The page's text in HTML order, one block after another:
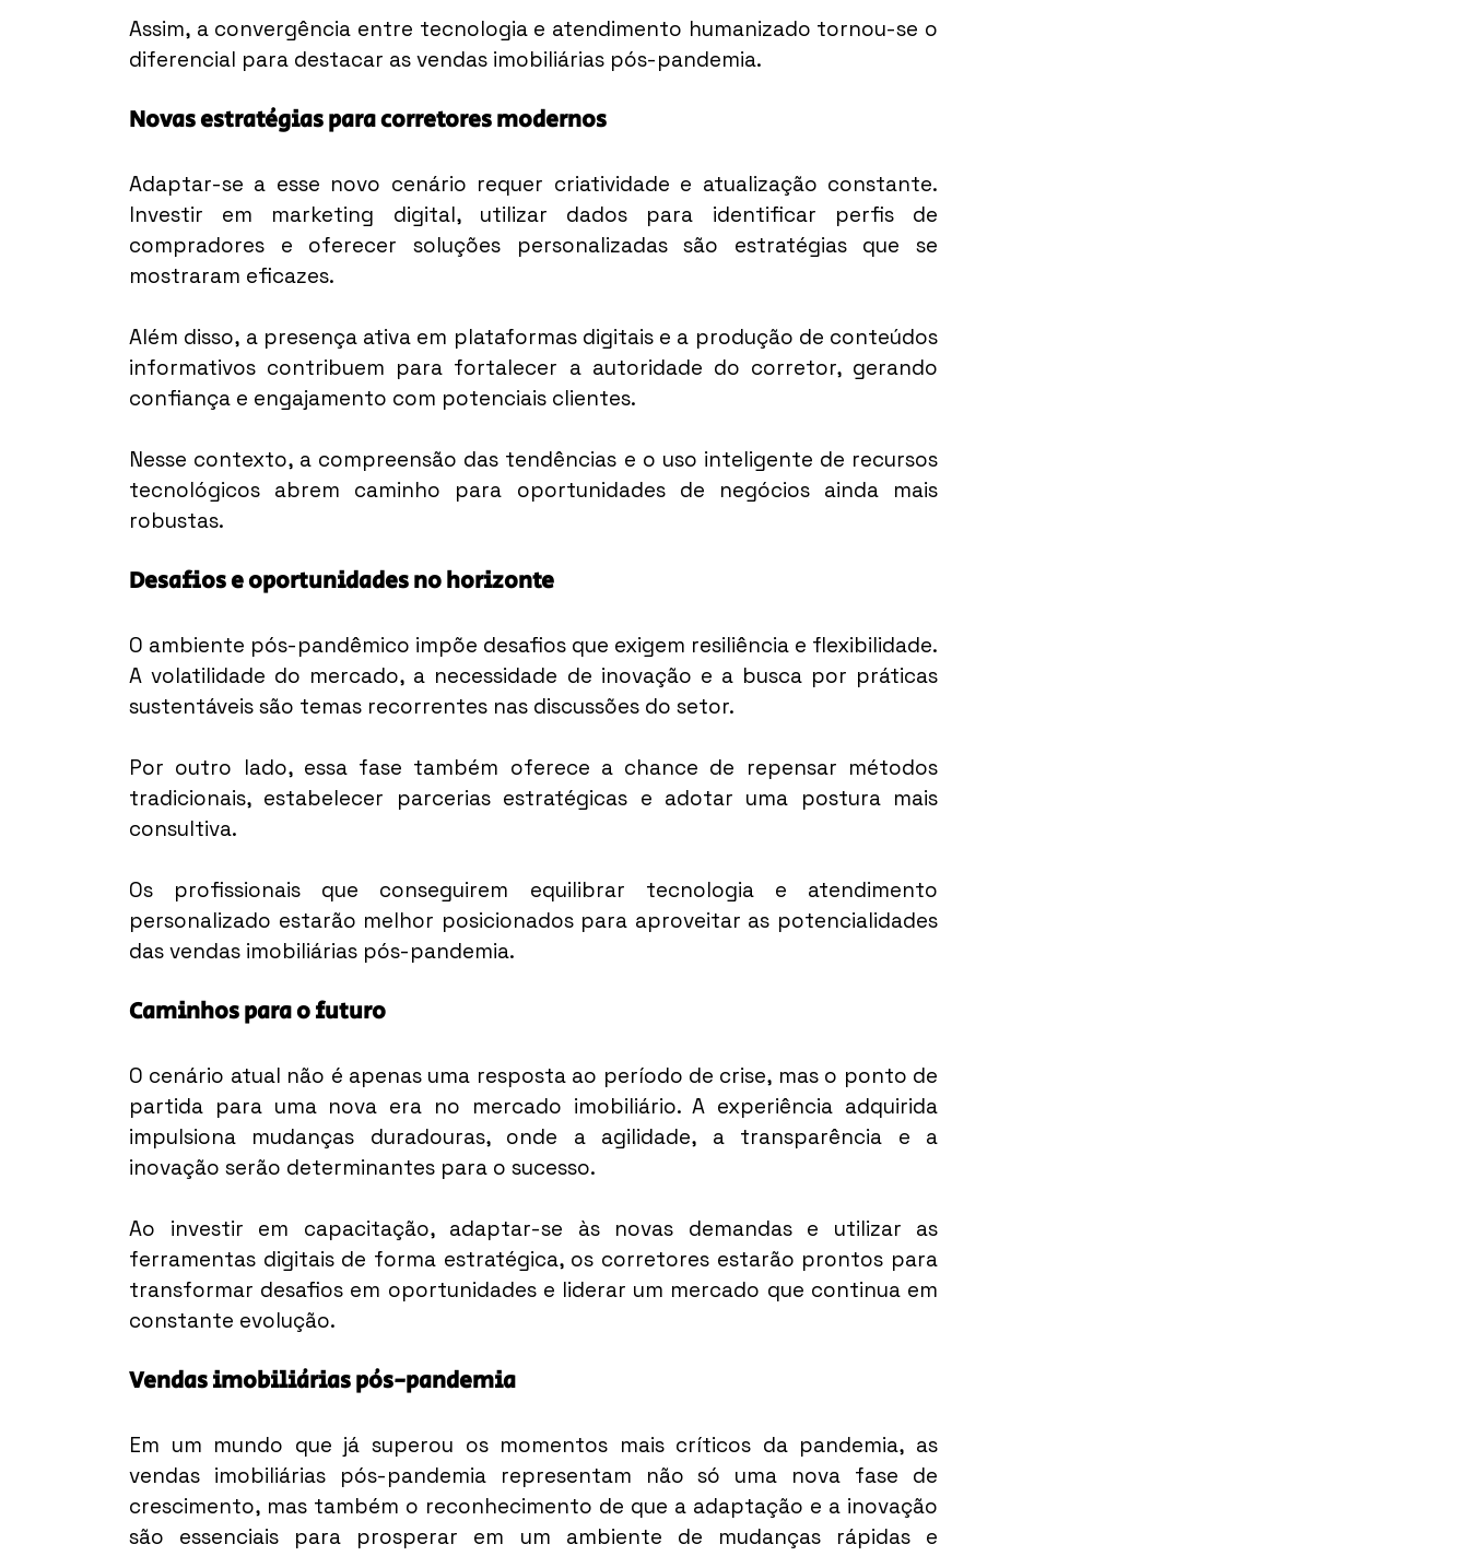
Assim, a convergência entre tecnologia e atendimento humanizado tornou-se o
diferencial para destacar as vendas imobiliárias pós-pandemia.
Novas estratégias para corretores modernos
Adaptar-se a esse novo cenário requer criatividade e atualização constante.
Investir em marketing digital, utilizar dados para identificar perfis de
compradores e oferecer soluções personalizadas são estratégias que se
mostraram eficazes.
Além disso, a presença ativa em plataformas digitais e a produção de conteúdos
informativos contribuem para fortalecer a autoridade do corretor, gerando
confiança e engajamento com potenciais clientes.
Nesse contexto, a compreensão das tendências e o uso inteligente de recursos
tecnológicos abrem caminho para oportunidades de negócios ainda mais
robustas.
Desafios e oportunidades no horizonte
O ambiente pós-pandêmico impõe desafios que exigem resiliência e flexibilidade.
A volatilidade do mercado, a necessidade de inovação e a busca por práticas
sustentáveis são temas recorrentes nas discussões do setor.
Por outro lado, essa fase também oferece a chance de repensar métodos
tradicionais, estabelecer parcerias estratégicas e adotar uma postura mais
consultiva.
Os profissionais que conseguirem equilibrar tecnologia e atendimento
personalizado estarão melhor posicionados para aproveitar as potencialidades
das vendas imobiliárias pós-pandemia.
Caminhos para o futuro
O cenário atual não é apenas uma resposta ao período de crise, mas o ponto de
partida para uma nova era no mercado imobiliário. A experiência adquirida
impulsiona mudanças duradouras, onde a agilidade, a transparência e a
inovação serão determinantes para o sucesso.
Ao investir em capacitação, adaptar-se às novas demandas e utilizar as
ferramentas digitais de forma estratégica, os corretores estarão prontos para
transformar desafios em oportunidades e liderar um mercado que continua em
constante evolução.
Vendas imobiliárias pós-pandemia
Em um mundo que já superou os momentos mais críticos da pandemia, as
vendas imobiliárias pós-pandemia representam não só uma nova fase de
crescimento, mas também o reconhecimento de que a adaptação e a inovação
são essenciais para prosperar em um ambiente de mudanças rápidas e